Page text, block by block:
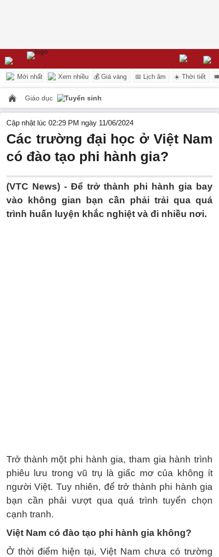
Mới nhất Xem nhiều 💰 Giá vàng 📅 Lịch âm ☀️ Thời tiết
Giáo dục Tuyển sinh
Cập nhật lúc 02:29 PM ngày 11/06/2024
Các trường đại học ở Việt Nam
có đào tạo phi hành gia?
(VTC News) - Để trở thành phi hành gia bay
vào không gian bạn cần phải trải qua quá
trình huấn luyện khắc nghiệt và đi nhiều nơi.
Trở thành một phi hành gia, tham gia hành trình
phiêu lưu trong vũ trụ là giấc mơ của không ít
người Việt. Tuy nhiên, để trở thành phi hành gia
bạn cần phải vượt qua quá trình tuyển chọn
cạnh tranh.
Việt Nam có đào tạo phi hành gia không?
Ở thời điểm hiện tại, Việt Nam chưa có trường